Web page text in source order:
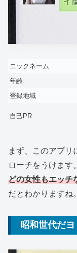
ニックネーム
年齢
登録地域
自己PR
まず、このアプリ
ローチをうけます
どの女性もエッチ
だとわかりますね。
昭和世代だ